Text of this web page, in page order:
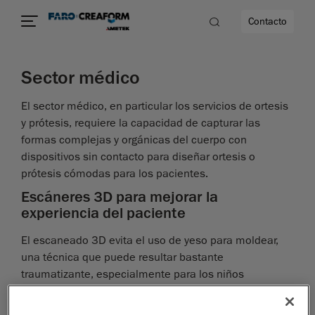
Contacto
Sector médico
El sector médico, en particular los servicios de ortesis
y prótesis, requiere la capacidad de capturar las
formas complejas y orgánicas del cuerpo con
dispositivos sin contacto para diseñar ortesis o
prótesis cómodas para los pacientes.
Escáneres 3D para mejorar la
experiencia del paciente
El escaneado 3D evita el uso de yeso para moldear,
una técnica que puede resultar bastante
traumatizante, especialmente para los niños
contacto permiten a los médicos crear formas físicas